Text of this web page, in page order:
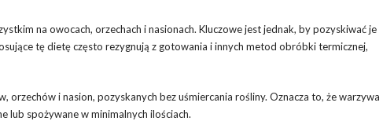
na owocach, orzechach i nasionach. Kluczowe jest jednak, by pozyskiwać je
tę dietę często rezygnują z gotowania i innych metod obróbki termicznej,
i nasion, pozyskanych bez uśmiercania rośliny. Oznacza to, że warzywa
lub spożywane w minimalnych ilościach.